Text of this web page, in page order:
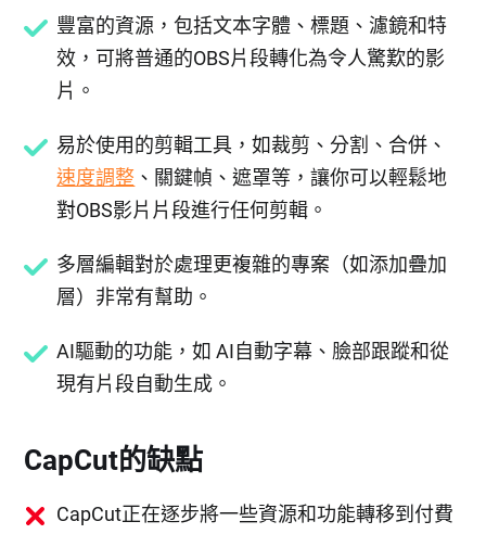
豐富的資源，包括文本字體、標題、濾鏡和特
效，可將普通的OBS片段轉化為令人驚歎的影
片。
易於使用的剪輯工具，如裁剪、分割、合併、
速度調整 、關鍵幀、遮罩等，讓你可以輕鬆地
對OBS影片片段進行任何剪輯。
多層編輯對於處理更複雜的專案（如添加疊加
層）非常有幫助。
AI驅動的功能，如 AI自動字幕、臉部跟蹤和從
現有片段自動生成。
CapCut的缺點
CapCut正在逐步將一些資源和功能轉移到付費